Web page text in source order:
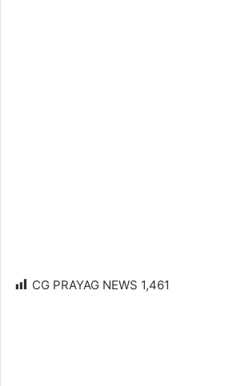
CG PRAYAG NEWS 1,461